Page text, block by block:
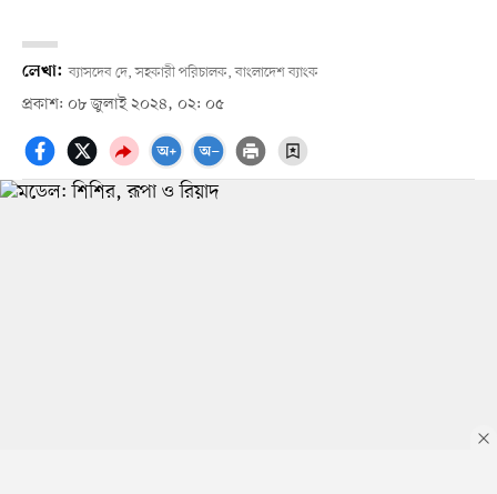
লেখা: ব্যাসদেব দে, সহকারী পরিচালক, বাংলাদেশ ব্যাংক
প্রকাশ: ০৮ জুলাই ২০২৪, ০২: ০৫